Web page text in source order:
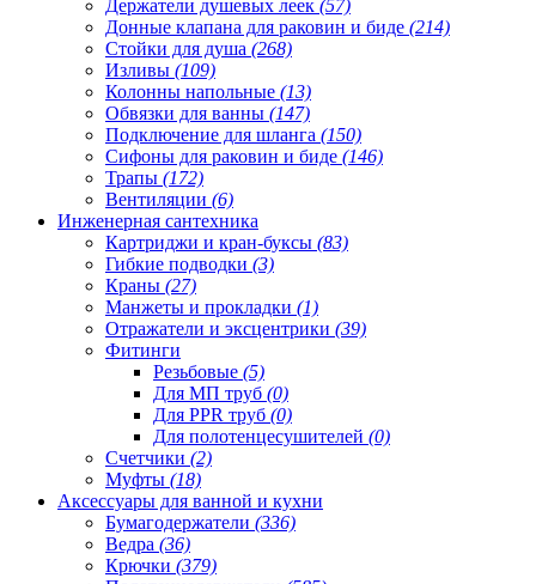
Держатели душевых леек (57)
Донные клапана для раковин и биде (214)
Стойки для душа (268)
Изливы (109)
Колонны напольные (13)
Обвязки для ванны (147)
Подключение для шланга (150)
Сифоны для раковин и биде (146)
Трапы (172)
Вентиляции (6)
Инженерная сантехника
Картриджи и кран-буксы (83)
Гибкие подводки (3)
Краны (27)
Манжеты и прокладки (1)
Отражатели и эксцентрики (39)
Фитинги
Резьбовые (5)
Для МП труб (0)
Для PPR труб (0)
Для полотенцесушителей (0)
Счетчики (2)
Муфты (18)
Аксессуары для ванной и кухни
Бумагодержатели (336)
Ведра (36)
Крючки (379)